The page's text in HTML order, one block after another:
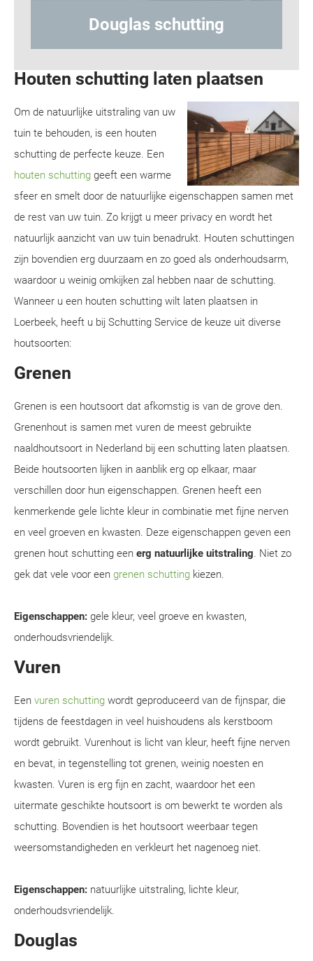
Hout-betonschutting
Houten schutting laten plaatsen
Om de natuurlijke uitstraling van uw
tuin te behouden, is een houten
schutting de perfecte keuze. Een
houten schutting geeft een warme
sfeer en smelt door de natuurlijke eigenschappen samen met
de rest van uw tuin. Zo krijgt u meer privacy en wordt het
natuurlijk aanzicht van uw tuin benadrukt. Houten schuttingen
zijn bovendien erg duurzaam en zo goed als onderhoudsarm,
waardoor u weinig omkijken zal hebben naar de schutting.
Wanneer u een houten schutting wilt laten plaatsen in
Loerbeek, heeft u bij Schutting Service de keuze uit diverse
houtsoorten:
Grenen
Grenen is een houtsoort dat afkomstig is van de grove den.
Grenenhout is samen met vuren de meest gebruikte
naaldhoutsoort in Nederland bij een schutting laten plaatsen.
Beide houtsoorten lijken in aanblik erg op elkaar, maar
verschillen door hun eigenschappen. Grenen heeft een
kenmerkende gele lichte kleur in combinatie met fijne nerven
en veel groeven en kwasten. Deze eigenschappen geven een
grenen hout schutting een erg natuurlijke uitstraling. Niet zo
gek dat vele voor een grenen schutting kiezen.
Eigenschappen: gele kleur, veel groeve en kwasten,
onderhoudsvriendelijk.
Vuren
Een vuren schutting wordt geproduceerd van de fijnspar, die
tijdens de feestdagen in veel huishoudens als kerstboom
wordt gebruikt. Vurenhout is licht van kleur, heeft fijne nerven
en bevat, in tegenstelling tot grenen, weinig noesten en
kwasten. Vuren is erg fijn en zacht, waardoor het een
uitermate geschikte houtsoort is om bewerkt te worden als
schutting. Bovendien is het houtsoort weerbaar tegen
weersomstandigheden en verkleurt het nagenoeg niet.
Eigenschappen: natuurlijke uitstraling, lichte kleur,
onderhoudsvriendelijk.
Douglas